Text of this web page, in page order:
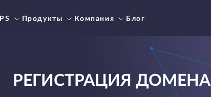
Продукты Компания Блог
РЕГИСТРАЦИЯ ДОМЕНА